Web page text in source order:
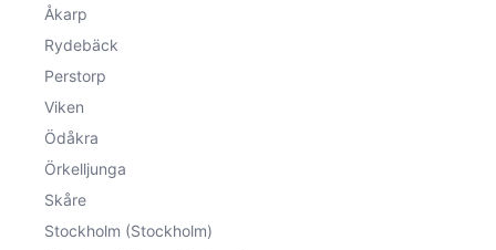
Åkarp
Rydebäck
Perstorp
Viken
Ödåkra
Örkelljunga
Skåre
Stockholm (Stockholm)